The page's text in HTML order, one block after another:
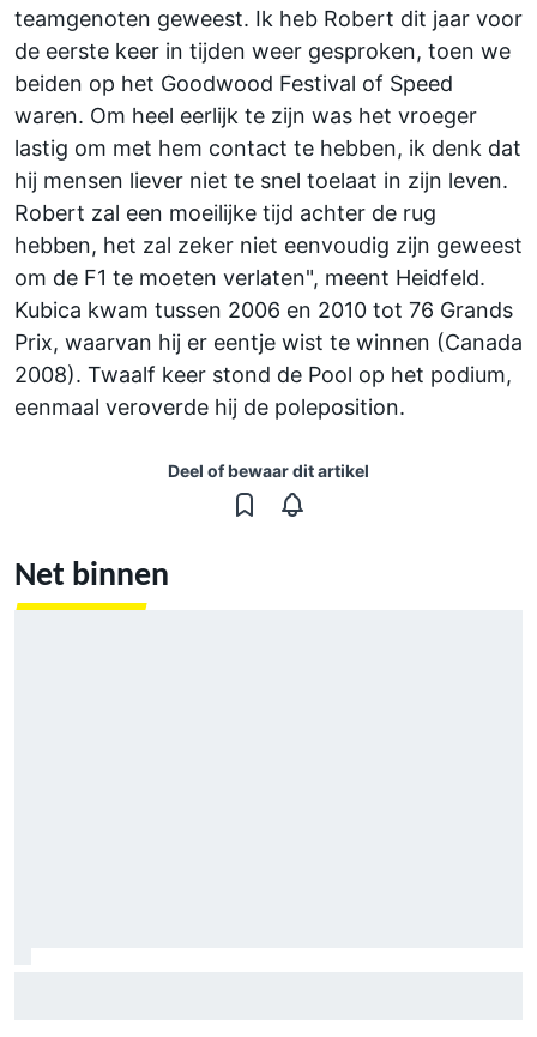
teamgenoten geweest. Ik heb Robert dit jaar voor
de eerste keer in tijden weer gesproken, toen we
beiden op het Goodwood Festival of Speed
waren. Om heel eerlijk te zijn was het vroeger
lastig om met hem contact te hebben, ik denk dat
hij mensen liever niet te snel toelaat in zijn leven.
Robert zal een moeilijke tijd achter de rug
hebben, het zal zeker niet eenvoudig zijn geweest
om de F1 te moeten verlaten", meent Heidfeld.
Kubica kwam tussen 2006 en 2010 tot 76 Grands
Prix, waarvan hij er eentje wist te winnen (Canada
2008). Twaalf keer stond de Pool op het podium,
eenmaal veroverde hij de poleposition.
Deel of bewaar dit artikel
Net binnen